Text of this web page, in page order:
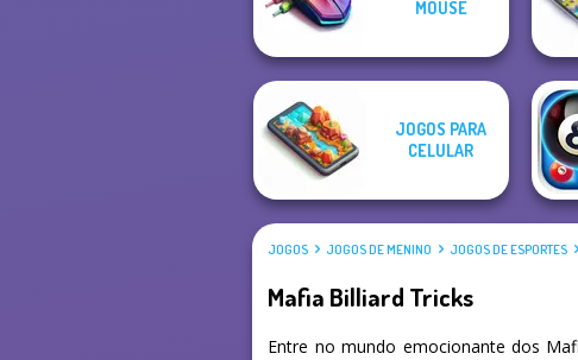
Peg Solitaire Billionaires
MOUSE
JOGOS PARA
CELULAR
JOGOS JOGOS DE MENINO JOGOS DE ESPORTES
Mafia Billiard Tricks
Entre no mundo emocionante dos